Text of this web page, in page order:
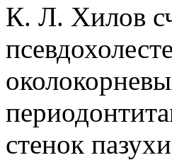
К. Л. Хилов
стенок